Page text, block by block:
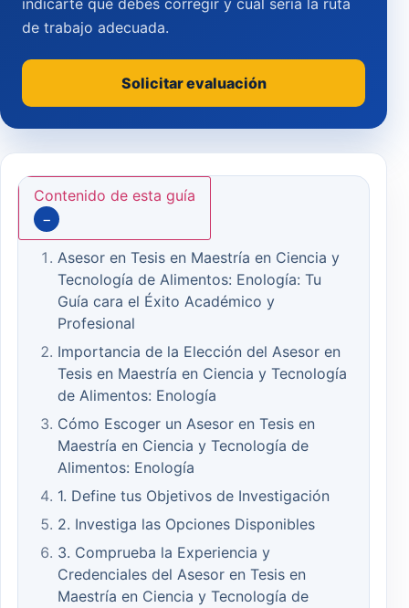
Contenido de esta guía
−
Asesor en Tesis en Maestría en Ciencia y
Tecnología de Alimentos: Enología: Tu
Guía cara el Éxito Académico y
Profesional
Importancia de la Elección del Asesor en
Tesis en Maestría en Ciencia y Tecnología
de Alimentos: Enología
Cómo Escoger un Asesor en Tesis en
Maestría en Ciencia y Tecnología de
Alimentos: Enología
1. Define tus Objetivos de Investigación
2. Investiga las Opciones Disponibles
3. Comprueba la Experiencia y
Credenciales del Asesor en Tesis en
Maestría en Ciencia y Tecnología de
indicarte qué debes corregir y cuál sería la ruta
de trabajo adecuada.
Solicitar evaluación